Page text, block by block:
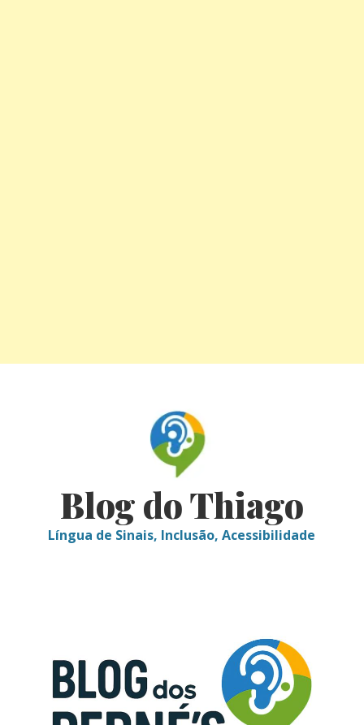
Blog do Thiago
Língua de Sinais, Inclusão, Acessibilidade